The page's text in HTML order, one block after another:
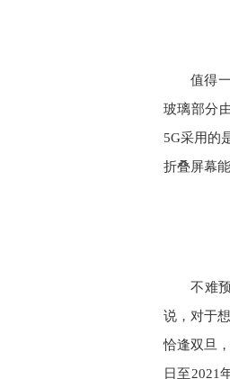
值得
玻璃部分
5G采用的
折叠屏幕
不难
说，对于
恰逢双旦
日至2021